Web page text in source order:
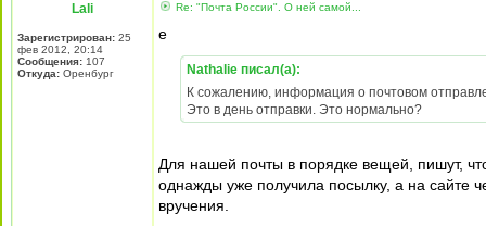
Lali
Зарегистрирован: 25
фев 2012, 20:14
Сообщения: 107
Откуда: Оренбург
Re: "Почта России". О ней самой...
е
Nathalie писал(а):
К сожалению, информация о почтовом
Это в день отправки. Это нормально?
Для нашей почты в порядке вещей, пишут,
однажды уже получила посылку, а на сайте
вручения.